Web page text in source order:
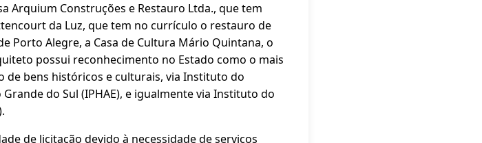
Arquium Construções e Restauro Ltda., que tem
da Luz, que tem no currículo o restauro de
Porto Alegre, a Casa de Cultura Mário Quintana, o
possui reconhecimento no Estado como o mais
bens históricos e culturais, via Instituto do
do Sul (IPHAE), e igualmente via Instituto do
de licitação devido à necessidade de serviços